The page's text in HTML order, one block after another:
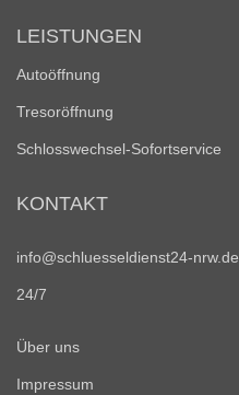
LEISTUNGEN
Autoöffnung
Tresoröffnung
Schlosswechsel-Sofortservice
KONTAKT
info@schluesseldienst24-nrw.de
24/7
Über uns
Impressum